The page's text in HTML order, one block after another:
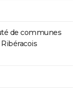
de communes